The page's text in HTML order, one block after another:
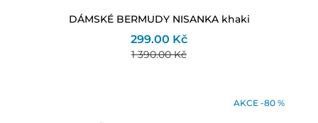
DÁMSKÉ BERMUDY NISANKA khaki
299.00 Kč
1 390.00 Kč
AKCE -80 %